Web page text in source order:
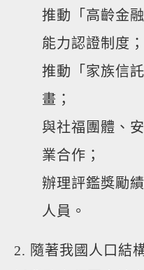
推動「高齡金
能力認證制度；
推動「家族信
畫；
與社福團體、
業合作；
辦理評鑑獎勵
人員。
2. 隨著我國人口結